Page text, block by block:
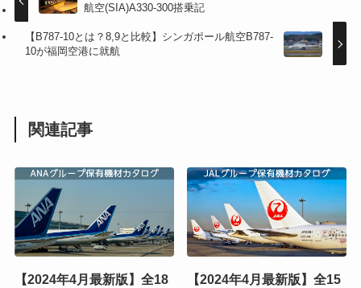
航空(SIA)A330-300搭乗記
【B787-10とは？8,9と比較】シンガポール航空B787-
10が福岡空港に就航
関連記事
【2024年4月最新版】全18
【2024年4月最新版】全15